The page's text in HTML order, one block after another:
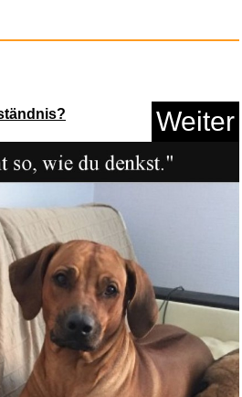
im Silbersee
Anzeige
Weiter